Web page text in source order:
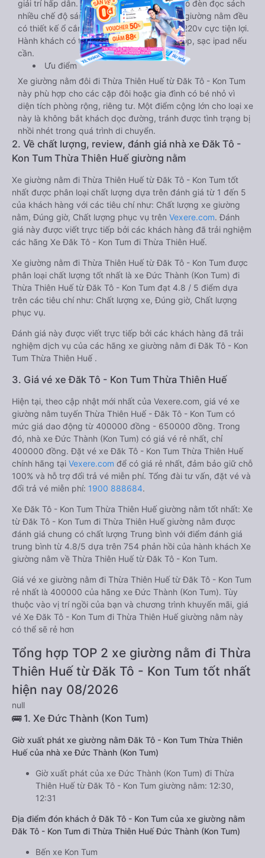
giải trí hấp dẫn. Trong phòng có tai nghe, có đèn đọc sách
nhiều chế độ sáng, wifi tốc độ cao. Tại mỗi giường nằm đều
có thiết kế ổ cắm sạc đa năng nguồn điện 220v cực tiện lợi.
Hành khách có thể sạc điện thoại, sạc laptop, sạc ipad nếu
cần.
Ưu điểm
Xe giường nằm đôi đi Thừa Thiên Huế từ Đăk Tô - Kon Tum
này phù hợp cho các cặp đôi hoặc gia đình có bé nhỏ vì
diện tích phòng rộng, riêng tư. Một điểm cộng lớn cho loại xe
này là không bắt khách dọc đường, tránh được tình trạng bị
nhồi nhét trong quá trình di chuyển.
2. Về chất lượng, review, đánh giá nhà xe Đăk Tô -
Kon Tum Thừa Thiên Huế giường nằm
Xe giường nằm đi Thừa Thiên Huế từ Đăk Tô - Kon Tum tốt
nhất được phân loại chất lượng dựa trên đánh giá từ 1 đến 5
của khách hàng với các tiêu chí như: Chất lượng xe giường
nằm, Đúng giờ, Chất lượng phục vụ trên Vexere.com. Đánh
giá này được viết trực tiếp bởi các khách hàng đã trải nghiệm
các hãng Xe Đăk Tô - Kon Tum đi Thừa Thiên Huế.
Xe giường nằm đi Thừa Thiên Huế từ Đăk Tô - Kon Tum được
phân loại chất lượng tốt nhất là xe Đức Thành (Kon Tum) đi
Thừa Thiên Huế từ Đăk Tô - Kon Tum đạt 4.8 / 5 điểm dựa
trên các tiêu chí như: Chất lượng xe, Đúng giờ, Chất lượng
phục vụ.
Đánh giá này được viết trực tiếp bởi các khách hàng đã trải
nghiệm dịch vụ của các hãng xe giường nằm đi Đăk Tô - Kon
Tum Thừa Thiên Huế .
3. Giá vé xe Đăk Tô - Kon Tum Thừa Thiên Huế
Hiện tại, theo cập nhật mới nhất của Vexere.com, giá vé xe
giường nằm tuyến Thừa Thiên Huế - Đăk Tô - Kon Tum có
mức giá dao động từ 400000 đồng - 650000 đồng. Trong
đó, nhà xe Đức Thành (Kon Tum) có giá vé rẻ nhất, chỉ
400000 đồng. Đặt vé xe Đăk Tô - Kon Tum Thừa Thiên Huế
chính hãng tại Vexere.com để có giá rẻ nhất, đảm bảo giữ chỗ
100% và hỗ trợ đổi trả vé miễn phí. Tổng đài tư vấn, đặt vé và
đổi trả vé miễn phí: 1900 888684.
Xe Đăk Tô - Kon Tum Thừa Thiên Huế giường nằm tốt nhất: Xe
từ Đăk Tô - Kon Tum đi Thừa Thiên Huế giường nằm được
đánh giá chung có chất lượng Trung bình với điểm đánh giá
trung bình từ 4.8/5 dựa trên 754 phản hồi của hành khách Xe
giường nằm về Thừa Thiên Huế từ Đăk Tô - Kon Tum.
Giá vé xe giường nằm đi Thừa Thiên Huế từ Đăk Tô - Kon Tum
rẻ nhất là 400000 của hãng xe Đức Thành (Kon Tum). Tùy
thuộc vào vị trí ngồi của bạn và chương trình khuyến mãi, giá
vé Xe Đăk Tô - Kon Tum đi Thừa Thiên Huế giường nằm này
có thể sẽ rẻ hơn
Tổng hợp TOP 2 xe giường nằm đi Thừa
Thiên Huế từ Đăk Tô - Kon Tum tốt nhất
hiện nay 08/2026
null
🚌 1. Xe Đức Thành (Kon Tum)
Giờ xuất phát xe giường nằm Đăk Tô - Kon Tum Thừa Thiên
Huế của nhà xe Đức Thành (Kon Tum)
Giờ xuất phát của xe Đức Thành (Kon Tum) đi Thừa
Thiên Huế từ Đăk Tô - Kon Tum giường nằm: 12:30,
12:31
Địa điểm đón khách ở Đăk Tô - Kon Tum của xe giường nằm
Đăk Tô - Kon Tum đi Thừa Thiên Huế Đức Thành (Kon Tum)
Bến xe Kon Tum